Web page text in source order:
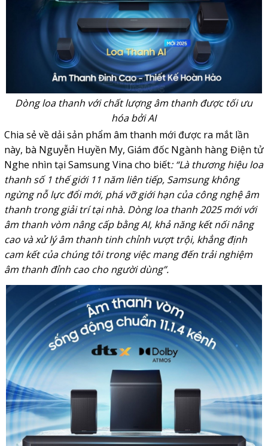
Dòng loa thanh với chất lượng âm thanh được tối ưu
hóa bởi AI
Chia sẻ về dải sản phẩm âm thanh mới được ra mắt lần
này, bà Nguyễn Huyền My, Giám đốc Ngành hàng Điện tử
Nghe nhìn tại Samsung Vina cho biết: “Là thương hiệu loa
thanh số 1 thế giới 11 năm liên tiếp, Samsung không
ngừng nỗ lực đổi mới, phá vỡ giới hạn của công nghệ âm
thanh trong giải trí tại nhà. Dòng loa thanh 2025 mới với
âm thanh vòm nâng cấp bằng AI, khả năng kết nối nâng
cao và xử lý âm thanh tinh chỉnh vượt trội, khẳng định
cam kết của chúng tôi trong việc mang đến trải nghiệm
âm thanh đỉnh cao cho người dùng”.